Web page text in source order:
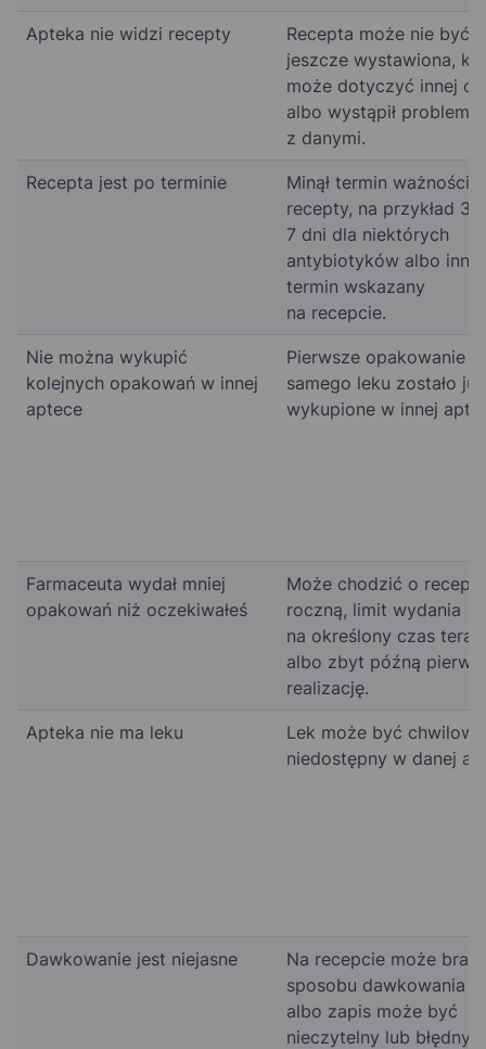
Apteka nie widzi recepty
Recepta może nie być
jeszcze wystawiona,
może dotyczyć innej
albo wystąpił problem
z danymi.
Recepta jest po terminie
Minął termin ważności
recepty, na przykład
7 dni dla niektórych
antybiotyków albo inny
termin wskazany
na recepcie.
Nie można wykupić
kolejnych opakowań w innej
aptece
Pierwsze opakowanie
samego leku zostało już
wykupione w innej
Farmaceuta wydał mniej
opakowań niż oczekiwałeś
Może chodzić o receptę
roczną, limit wydania
na określony czas
albo zbyt późną
realizację.
Apteka nie ma leku
Lek może być chwilowo
niedostępny w danej
Dawkowanie jest niejasne
Na recepcie może
sposobu dawkowania
albo zapis może być
nieczytelny lub błędny.